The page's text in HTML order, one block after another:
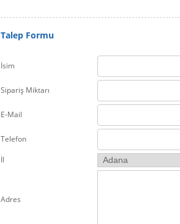
Talep Formu
İsim
Sipariş Miktarı
E-Mail
Telefon
İl
Adres